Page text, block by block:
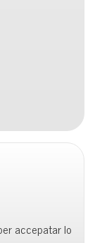
accepatar lo